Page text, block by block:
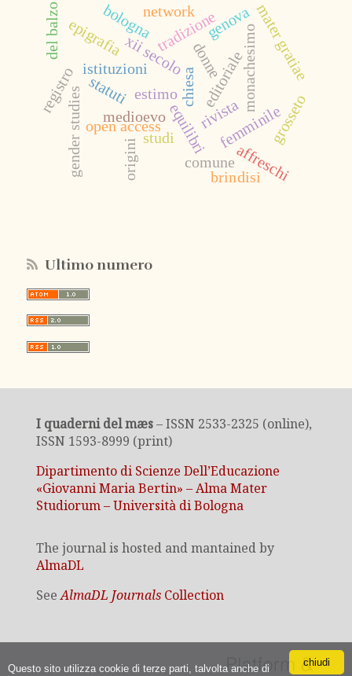
chiudi
Questo sito utilizza cookie di terze parti, talvolta anche di
editoriale
open access rivista
medioevo
studi
istituzioni chiesa
xii secolo
equilibri
monachesimo
femminile
donne
gender studies origini
mater gratiae
tradizione
statuti
grosseto
comune
bologna
estimo
registro
affreschi
epigrafia genova
brindisi
del balzo network
Ultimo numero
I quaderni del mæs– ISSN 2533-2325 (online),
ISSN 1593-8999 (print)
Dipartimento di Scienze Dell’Educazione
«Giovanni Maria Bertin» – Alma Mater
Studiorum – Università di Bologna
The journal is hosted and mantained by
AlmaDL
SeeAlmaDL JournalsCollection